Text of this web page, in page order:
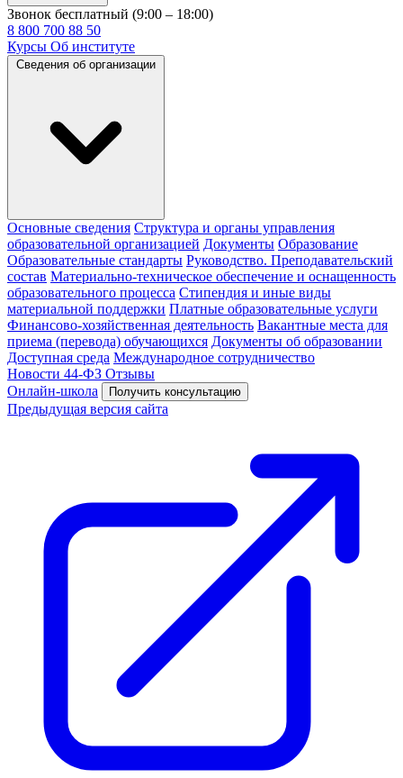
Звонок бесплатный (9:00 – 18:00)
8 800 700 88 50
Курсы Об институте
Сведения об организации
Основные сведения Структура и органы управления
образовательной организацией Документы Образование
Образовательные стандарты Руководство. Преподавательский
состав Материально-техническое обеспечение и оснащенность
образовательного процесса Стипендия и иные виды
материальной поддержки Платные образовательные услуги
Финансово-хозяйственная деятельность Вакантные места для
приема (перевода) обучающихся Документы об образовании
Доступная среда Международное сотрудничество
Новости 44-ФЗ Отзывы
Онлайн-школа
Получить консультацию
Предыдущая версия сайта